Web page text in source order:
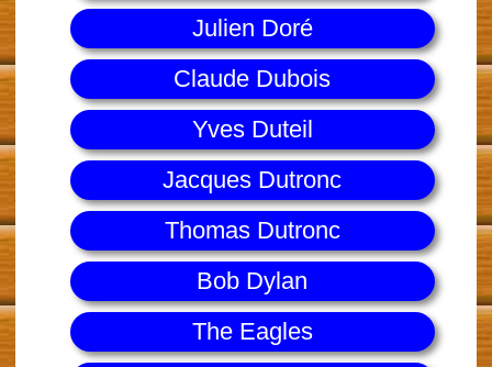
Julien Doré
Claude Dubois
Yves Duteil
Jacques Dutronc
Thomas Dutronc
Bob Dylan
The Eagles